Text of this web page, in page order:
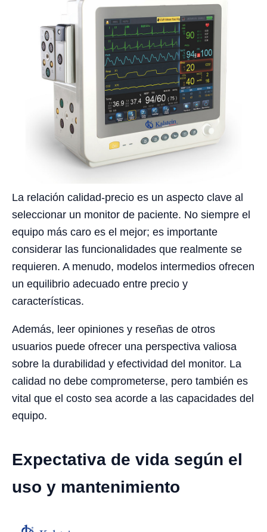
La relación calidad-precio es un aspecto clave al
seleccionar un monitor de paciente. No siempre el
equipo más caro es el mejor; es importante
considerar las funcionalidades que realmente se
requieren. A menudo, modelos intermedios ofrecen
un equilibrio adecuado entre precio y
características.
Además, leer opiniones y reseñas de otros
usuarios puede ofrecer una perspectiva valiosa
sobre la durabilidad y efectividad del monitor. La
calidad no debe comprometerse, pero también es
vital que el costo sea acorde a las capacidades del
equipo.
Expectativa de vida según el
uso y mantenimiento